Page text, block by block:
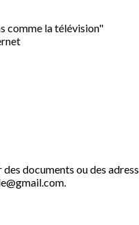
comme la télévision"
documents ou des